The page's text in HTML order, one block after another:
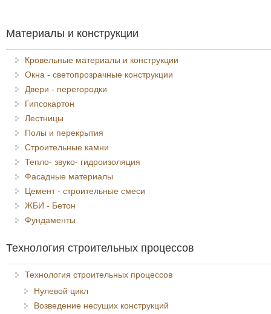
Материалы и конструкции
Кровельные материалы и конструкции
Окна - светопрозрачные конструкции
Двери - перегородки
Гипсокартон
Лестницы
Полы и перекрытия
Строительные камни
Тепло- звуко- гидроизоляция
Фасадные материалы
Цемент - строительные смеси
ЖБИ - Бетон
Фундаменты
Технология строительных процессов
Технология строительных процессов
Нулевой цикл
Возведение несущих конструкций